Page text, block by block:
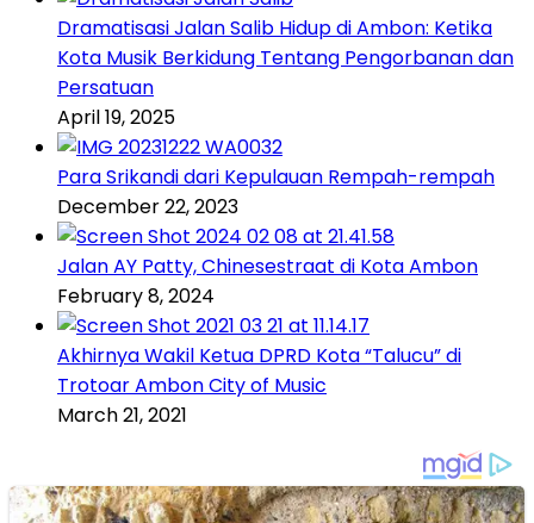
Dramatisasi Jalan Salib Hidup di Ambon: Ketika
Kota Musik Berkidung Tentang Pengorbanan dan
Persatuan
April 19, 2025
Para Srikandi dari Kepulauan Rempah-rempah
December 22, 2023
Jalan AY Patty, Chinesestraat di Kota Ambon
February 8, 2024
Akhirnya Wakil Ketua DPRD Kota “Talucu” di
Trotoar Ambon City of Music
March 21, 2021